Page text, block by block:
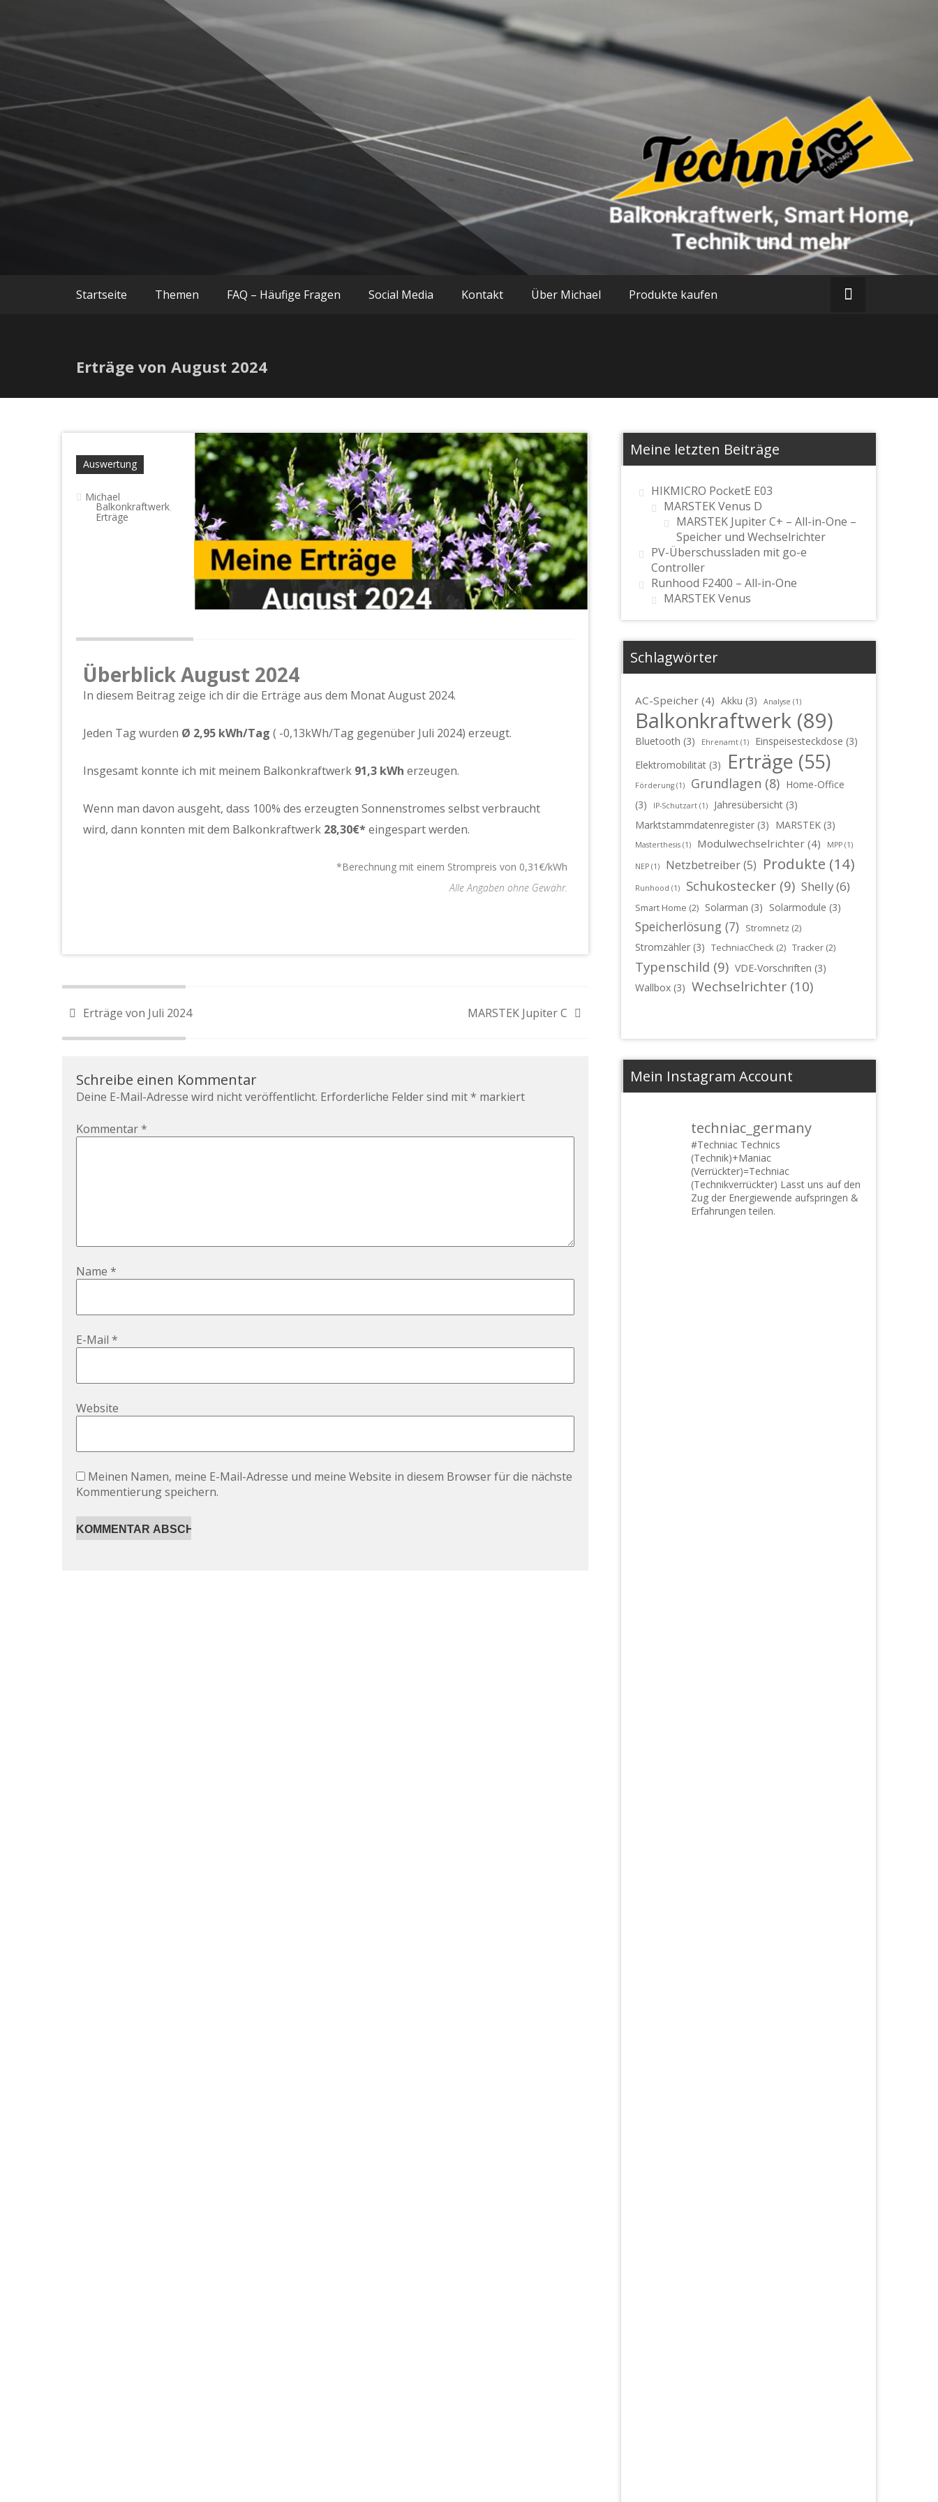
Techniac
Balkonkraftwerke, Smart Home, Technik und mehr
Startseite Themen FAQ – Häufige Fragen Social Media Kontakt Über Michael Produkte kaufen
Erträge von August 2024
Auswertung
Michael
Balkonkraftwerk,
Erträge
Überblick August 2024
In diesem Beitrag zeige ich dir die Erträge aus dem Monat August 2024.
Jeden Tag wurden Ø 2,95 kWh/Tag ( -0,13kWh/Tag gegenüber Juli 2024) erzeugt.
Insgesamt konnte ich mit meinem Balkonkraftwerk 91,3 kWh erzeugen.
Wenn man davon ausgeht, dass 100% des erzeugten Sonnenstromes selbst verbraucht
wird, dann konnten mit dem Balkonkraftwerk 28,30€*eingespart werden.
*Berechnung mit einem Strompreis von 0,31€/kWh
Alle Angaben ohne Gewähr.
Erträge von Juli 2024 MARSTEK Jupiter C
Schreibe einen Kommentar
Deine E-Mail-Adresse wird nicht veröffentlicht. Erforderliche Felder sind mit* markiert
Kommentar*
Name *
E-Mail *
Website
Meinen Namen, meine E-Mail-Adresse und meine Website in diesem Browser für die nächste
Kommentierung speichern.
Meine letzten Beiträge
HIKMICRO PocketE E03
MARSTEK Venus D
MARSTEK Jupiter C+ – All-in-One –
Speicher und Wechselrichter
PV-Überschussladen mit go-e
Controller
Runhood F2400 – All-in-One
MARSTEK Venus
Schlagwörter
AC-Speicher(4) Akku (3) Analyse (1)
Balkonkraftwerk(89)
Bluetooth (3) Ehrenamt(1) Einspeisesteckdose (3)
Elektromobilität(3) Erträge (55)
Förderung(1) Grundlagen (8) Home-Office
(3)
IP-Schutzart(1) Jahresübersicht(3)
Marktstammdatenregister(3) MARSTEK(3)
Masterthesis(1) Modulwechselrichter(4) MPP(1)
NEP(1) Netzbetreiber(5) Produkte (14)
Runhood (1) Schukostecker(9) Shelly(6)
Smart Home (2) Solarman (3) Solarmodule (3)
Speicherlösung (7) Stromnetz (2)
Stromzähler(3) TechniacCheck (2) Tracker(2)
Typenschild (9) VDE-Vorschriften (3)
Wallbox(3) Wechselrichter(10)
Mein Instagram Account
techniac_germany
#TechniacTechnics
(Technik)+Maniac
(Verrückter)=Techniac
(Technikverrückter) Lasst uns auf den
Zug der Energiewende aufspringen &
Erfahrungen teilen.